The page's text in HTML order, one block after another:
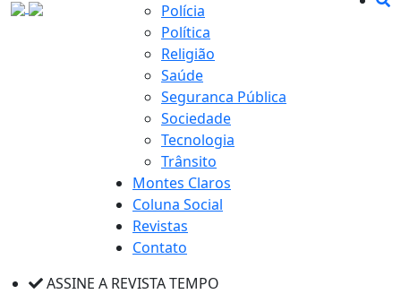
Polícia
Política
Religião
Saúde
Seguranca Pública
Sociedade
Tecnologia
Trânsito
Montes Claros
Coluna Social
Revistas
Contato
ASSINE A REVISTA TEMPO